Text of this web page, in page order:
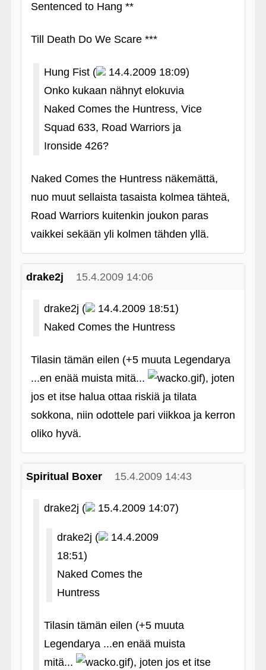
Sentenced to Hang **
Till Death Do We Scare ***
Hung Fist (
14.4.2009 18:09)
Onko kukaan nähnyt elokuvia
Naked Comes the Huntress, Vice
Squad 633, Road Warriors ja
Ironside 426?
Naked Comes the Huntress näkemättä,
nuo muut sellaista tasaista kolmea tähteä,
Road Warriors kuitenkin joukon paras
vaikkei sekään yli kolmen tähden yllä.
drake2j 15.4.2009 14:06
drake2j (
14.4.2009 18:51)
Naked Comes the Huntress
Tilasin tämän eilen (+5 muuta Legendarya
...en enää muista mitä...
), joten
jos et itse halua ottaa riskiä ja tilata
sokkona, niin odottele pari viikkoa ja kerron
oliko hyvä.
Spiritual Boxer 15.4.2009 14:43
drake2j ( 15.4.2009 14:07)
drake2j (
14.4.2009
18:51)
Naked Comes the
Huntress
Tilasin tämän eilen (+5 muuta
Legendarya ...en enää muista
mitä...
), joten jos et itse